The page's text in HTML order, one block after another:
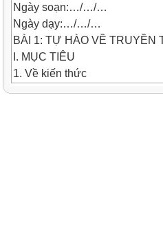
Ngày soạn:…/…/…
Ngày dạy:…/…/…
BÀI 1: TỰ HÀO VỀ TRUYỀN
I. MỤC TIÊU
1. Về kiến thức